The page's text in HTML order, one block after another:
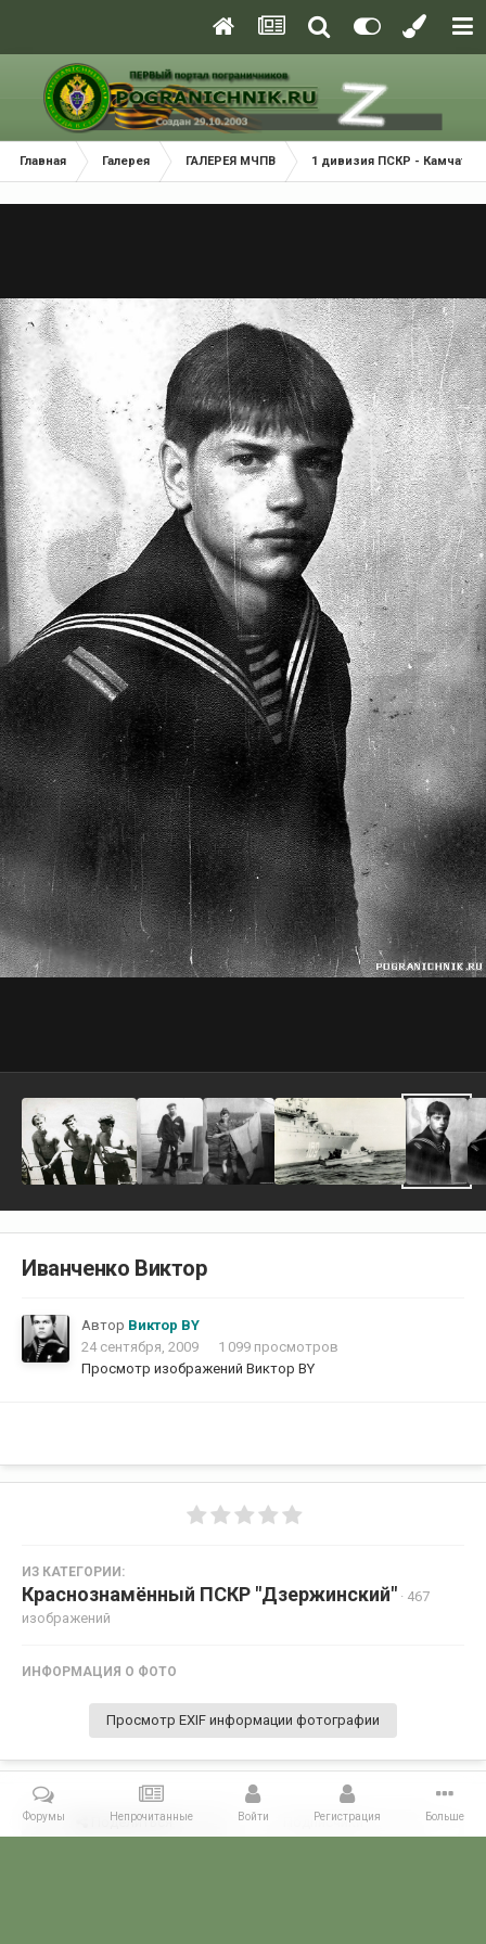
Главная Галерея ГАЛЕРЕЯ МЧПВ 1 дивизия ПСКР - Камчатка
Иванченко Виктор
Автор Виктор BY
24 сентября, 2009
1 099 просмотров
Просмотр изображений Виктор BY
ИЗ КАТЕГОРИИ:
Краснознамённый ПСКР "Дзержинский" · 467
изображений
ИНФОРМАЦИЯ О ФОТО
Просмотр EXIF информации фотографии
Поделиться Подписчики 0
Форумы Непрочитанные Войти Регистрация Больше